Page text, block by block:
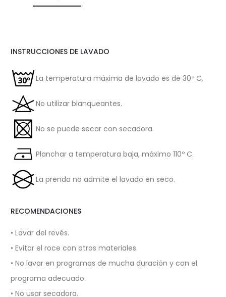
INSTRUCCIONES DE LAVADO
La temperatura máxima de lavado es de 30º C.
No utilizar blanqueantes.
No se puede secar con secadora.
Planchar a temperatura baja, máximo 110º C.
La prenda no admite el lavado en seco.
RECOMENDACIONES
• Lavar del revés.
• Evitar el roce con otros materiales.
• No lavar en programas de mucha duración y con el
programa adecuado.
• No usar secadora.